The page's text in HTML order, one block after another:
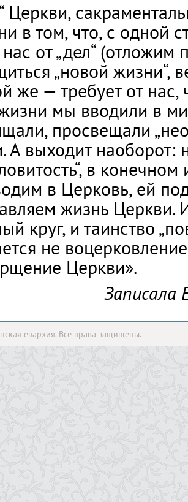
Церкви,
в том, что, с одной
от „дел“ (отложим
„новой жизни“,
же — требует от нас,
мы вводили в
просвещали
А выходит наоборот:
в
в Церковь, ей
жизнь Церкви.
круг, и таинство
не
Церкви».
Записала
епархия. Все права защищены.